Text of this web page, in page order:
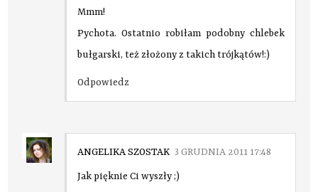
Mmm!
Pychota. Ostatnio robiłam podobny chlebek
bułgarski, też złożony z takich trójkątów!:)
Odpowiedz
ANGELIKA SZOSTAK 3 GRUDNIA 2011 17:48
Jak pięknie Ci wyszły ;)